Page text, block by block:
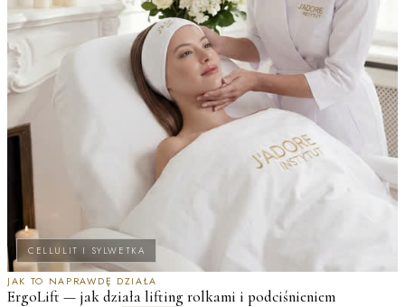
CELLULIT I SYLWETKA
JAK TO NAPRAWDĘ DZIAŁA
ErgoLift — jak działa lifting rolkami i podciśnieniem